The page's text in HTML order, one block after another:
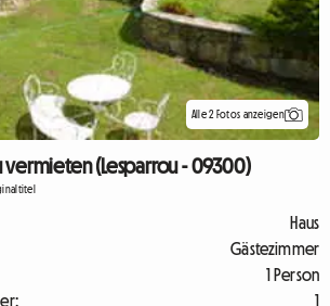
Alle 2 Fotos anzeigen
vermieten (Lesparrou - 09300)
Haus
Gästezimmer
1 Person
1